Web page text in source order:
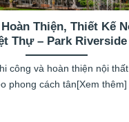
Thiện, Thiết Kế
Thự – Park Riverside
công và hoàn thiện nội
phong cách tân[Xem thêm]